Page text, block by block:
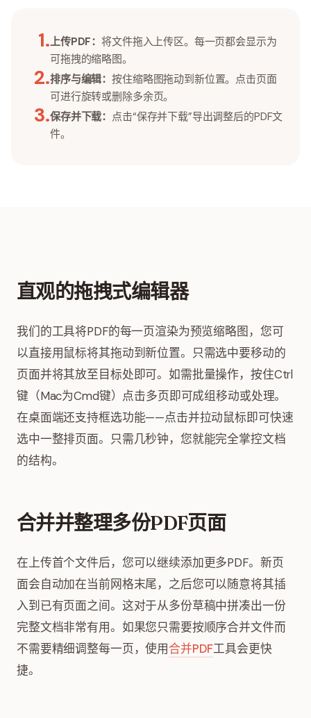
1.上传PDF：将文件拖入上传区。每一页都会显示为
可拖拽的缩略图。
2.排序与编辑：按住缩略图拖动到新位置。点击页面
可进行旋转或删除多余页。
3.保存并下载： 点击“保存并下载”导出调整后的PDF文
件。
直观的拖拽式编辑器
我们的工具将PDF的每一页渲染为预览缩略图，您可
以直接用鼠标将其拖动到新位置。只需选中要移动的
页面并将其放至目标处即可。如需批量操作，按住Ctrl
键（Mac为Cmd键）点击多页即可成组移动或处理。
在桌面端还支持框选功能——点击并拉动鼠标即可快速
选中一整排页面。只需几秒钟，您就能完全掌控文档
的结构。
合并并整理多份PDF页面
在上传首个文件后，您可以继续添加更多PDF。新页
面会自动加在当前网格末尾，之后您可以随意将其插
入到已有页面之间。这对于从多份草稿中拼凑出一份
完整文档非常有用。如果您只需要按顺序合并文件而
不需要精细调整每一页，使用合并PDF工具会更快
捷。